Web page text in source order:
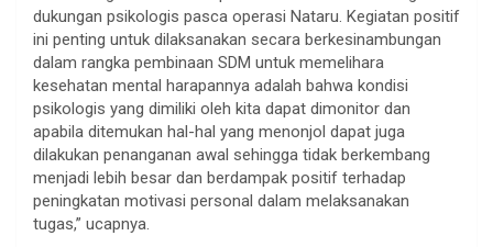
dukungan psikologis pasca operasi Nataru. Kegiatan positif
ini penting untuk dilaksanakan secara berkesinambungan
dalam rangka pembinaan SDM untuk memelihara
kesehatan mental harapannya adalah bahwa kondisi
psikologis yang dimiliki oleh kita dapat dimonitor dan
apabila ditemukan hal-hal yang menonjol dapat juga
dilakukan penanganan awal sehingga tidak berkembang
menjadi lebih besar dan berdampak positif terhadap
peningkatan motivasi personal dalam melaksanakan
tugas,” ucapnya.